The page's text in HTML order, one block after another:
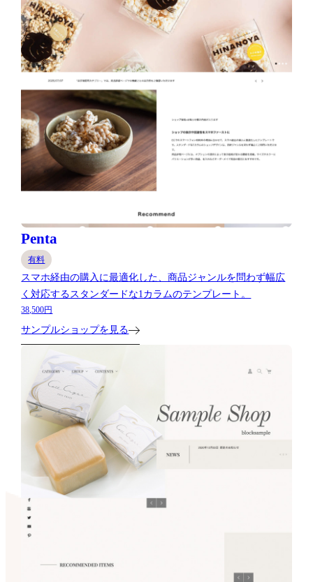
Penta
有料
スマホ経由の購入に最適化した、商品ジャンルを問わず幅広
く対応するスタンダードな1カラムのテンプレート。
38,500円
サンプルショップを見る